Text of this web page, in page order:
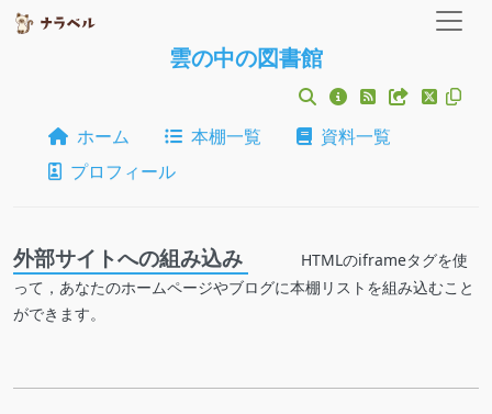
雲の中の図書館
ホーム 本棚一覧
資料一覧
プロフィール
外部サイトへの組み込み
HTMLのiframeタグを使
って，あなたのホームページやブログに本棚リストを組み込むこと
ができます。